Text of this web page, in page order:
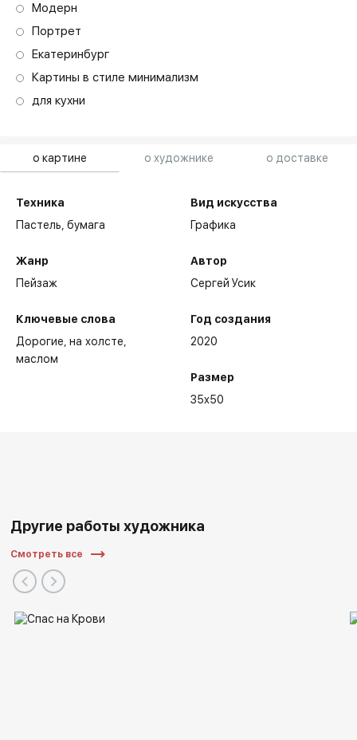
о картине о художнике о доставке
Техника
Пастель,бумага
Жанр
Пейзаж
Ключевые слова
Дорогие на холсте
маслом
Вид искусства
Графика
Автор
Сергей Усик
Год создания
2020
Размер
35x50
Модерн
Портрет
Екатеринбург
Картины в стиле минимализм
для кухни
Другие работы художника
Смотреть все